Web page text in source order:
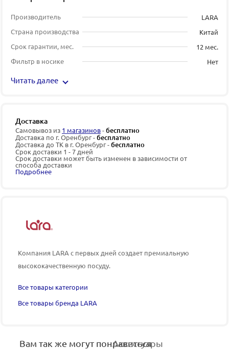
Производитель
LARA
Страна производства
Китай
Срок гарантии, мес.
12 мес.
Фильтр в носике
Нет
Читать далее
Доставка
Самовывоз из 1 магазинов-бесплатно
Доставка по г. Оренбург -бесплатно
Доставка до ТК в г. Оренбург -бесплатно
Срок доставки 1 - 7 дней
Срок доставки может быть изменен в зависимости от
способа доставки
Подробнее
Компания LARA с первых дней создает премиальную
высококачественную посуду.
Все товары категории
Все товары бренда LARA
Вам так же могут понравиться
Аксессуары